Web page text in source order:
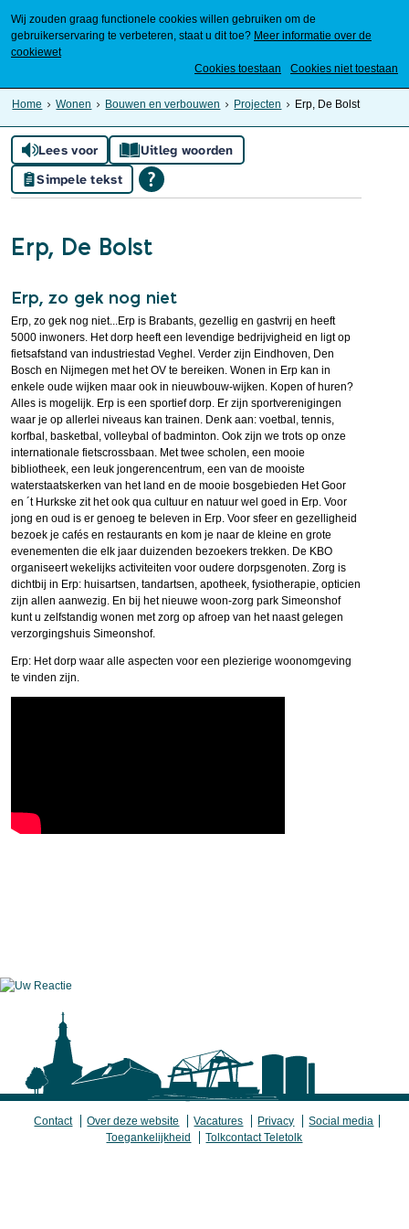
Wij zouden graag functionele cookies willen gebruiken om de
gebruikerservaring te verbeteren, staat u dit toe? Meer informatie over de
cookiewet
Cookies toestaan
Cookies niet toestaan
Home Wonen Bouwen en verbouwen Projecten Erp, De Bolst
Lees voor
Uitleg woorden
Simpele tekst
Erp, De Bolst
Erp, zo gek nog niet
Erp, zo gek nog niet...Erp is Brabants, gezellig en gastvrij en heeft
5000 inwoners. Het dorp heeft een levendige bedrijvigheid en ligt op
fietsafstand van industriestad Veghel. Verder zijn Eindhoven, Den
Bosch en Nijmegen met het OV te bereiken. Wonen in Erp kan in
enkele oude wijken maar ook in nieuwbouw-wijken. Kopen of huren?
Alles is mogelijk. Erp is een sportief dorp. Er zijn sportverenigingen
waar je op allerlei niveaus kan trainen. Denk aan: voetbal, tennis,
korfbal, basketbal, volleybal of badminton. Ook zijn we trots op onze
internationale fietscrossbaan. Met twee scholen, een mooie
bibliotheek, een leuk jongerencentrum, een van de mooiste
waterstaatskerken van het land en de mooie bosgebieden Het Goor
en ´t Hurkske zit het ook qua cultuur en natuur wel goed in Erp. Voor
jong en oud is er genoeg te beleven in Erp. Voor sfeer en gezelligheid
bezoek je cafés en restaurants en kom je naar de kleine en grote
evenementen die elk jaar duizenden bezoekers trekken. De KBO
organiseert wekelijks activiteiten voor oudere dorpsgenoten. Zorg is
dichtbij in Erp: huisartsen, tandartsen, apotheek, fysiotherapie, opticien
zijn allen aanwezig. En bij het nieuwe woon-zorg park Simeonshof
kunt u zelfstandig wonen met zorg op afroep van het naast gelegen
verzorgingshuis Simeonshof.
Erp: Het dorp waar alle aspecten voor een plezierige woonomgeving
te vinden zijn.
Contact Over deze website Vacatures Privacy
Social media
Toegankelijkheid
Tolkcontact Teletolk